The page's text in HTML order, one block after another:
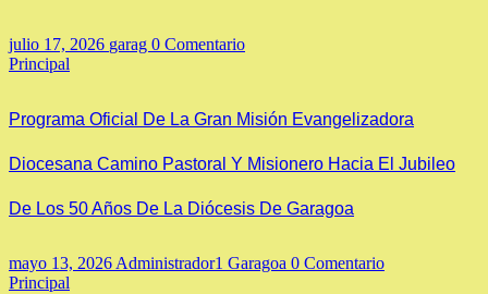
julio 17, 2026 garag 0 Comentario
Principal
Programa Oficial De La Gran Misión Evangelizadora
Diocesana Camino Pastoral Y Misionero Hacia El Jubileo
De Los 50 Años De La Diócesis De Garagoa
mayo 13, 2026Administrador1 Garagoa 0 Comentario
Principal